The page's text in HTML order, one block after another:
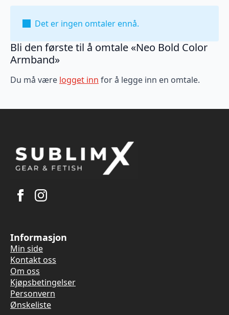
Det er ingen omtaler ennå.
Bli den første til å omtale «Neo Bold Color
Armband»
Du må være logget inn for å legge inn en omtale.
Informasjon
Min side
Kontakt oss
Om oss
Kjøpsbetingelser
Personvern
Ønskeliste